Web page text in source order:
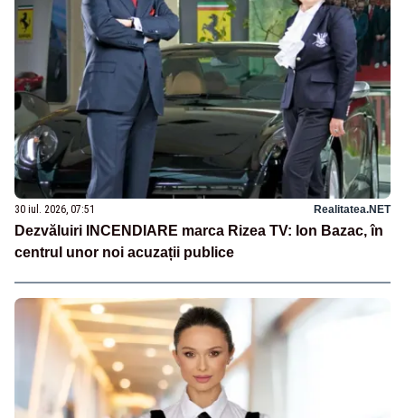
30 iul. 2026, 07:51 Realitatea.NET
Dezvăluiri INCENDIARE marca Rizea TV: Ion Bazac, în
centrul unor noi acuzații publice